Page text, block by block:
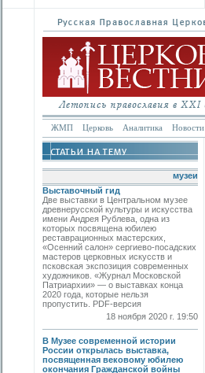
ЖМП Церковь Аналитика Новости
музеи
Выставочный гид
Две выставки в Центральном музее
древнерусской культуры и искусства
имени Андрея Рублева, одна из
которых посвящена юбилею
реставрационных мастерских,
«Осенний салон» сергиево-посадских
мастеров церковных искусств и
псковская экспозиция современных
художников. «Журнал Московской
Патриархии» — о выставках конца
2020 года, которые нельзя
пропустить. PDF-версия
18 ноября 2020 г. 19:50
В Музее современной истории
России открылась выставка,
посвященная вековому юбилею
окончания Гражданской войны